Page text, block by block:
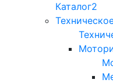
Каталог2